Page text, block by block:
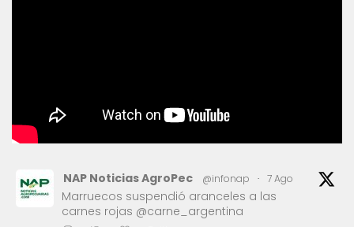
NAP Noticias AgroPec @infonap · 7 Ago
Marruecos suspendió aranceles a las
carnes rojas @carne_argentina